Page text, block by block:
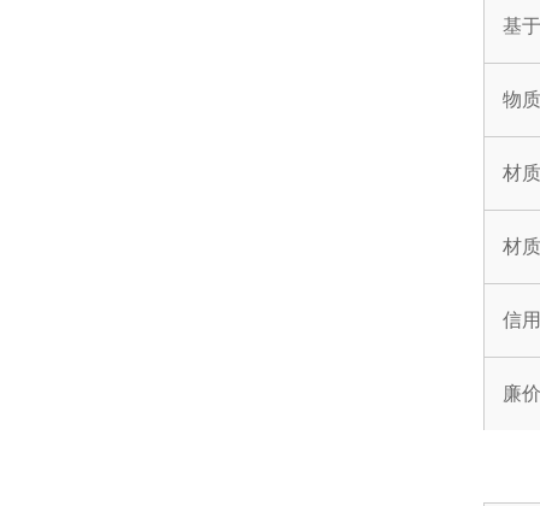
基
物
材
材
信
廉